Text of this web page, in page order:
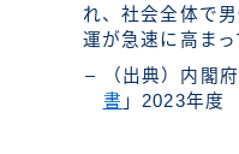
れ、社会全体で
運が急速に高まっ
（出典）内閣
書 」2023年度